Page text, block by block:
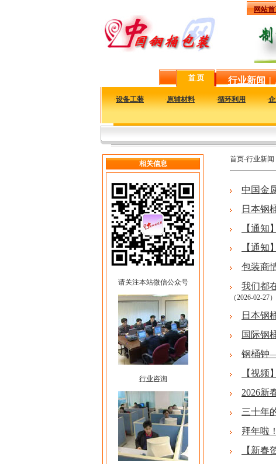
网站
首 页 行业新闻 |
·设备工装 ·原辅材料 ·循环利用 ·
相关信息
请关注本站微信公众号
行业咨询
首页-行业新闻
中国金
日本钢
【通知
【通知
包装商
我们都
（2026-02-27）
日本钢
国际钢
钢桶钟
【视频
2026新
三十年
拜年啦
【新春